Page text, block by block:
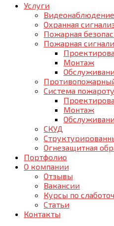
Услуги
Видеонаблюдение
Охранная
Пожарная
Пожарная
Монтаж
Система
Монтаж
СКУД
Огнезащитная
Портфолио
О компании
Отзывы
Вакансии
Курсы по
Статьи
Контакты